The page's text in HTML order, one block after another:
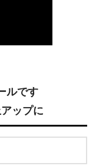
ルです
ップに